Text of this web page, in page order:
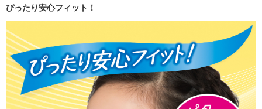
ぴったり安心フィット！